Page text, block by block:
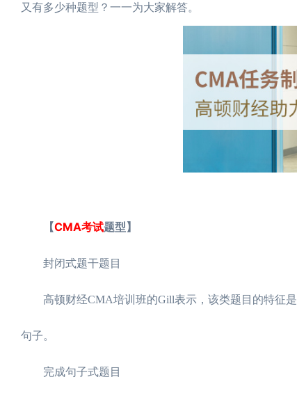
又有多少种题型？一一为大家解答。
【CMA考试题型】
封闭式题干题目
高顿财经CMA培训班的Gill表示，该类题目的特征是
句子。
完成句子式题目